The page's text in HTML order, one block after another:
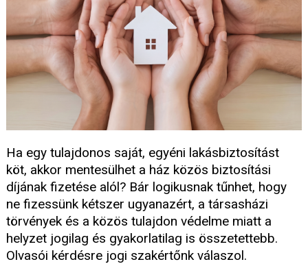
Ha egy tulajdonos saját, egyéni lakásbiztosítást
köt, akkor mentesülhet a ház közös biztosítási
díjának fizetése alól? Bár logikusnak tűnhet, hogy
ne fizessünk kétszer ugyanazért, a társasházi
törvények és a közös tulajdon védelme miatt a
helyzet jogilag és gyakorlatilag is összetettebb.
Olvasói kérdésre jogi szakértőnk válaszol.